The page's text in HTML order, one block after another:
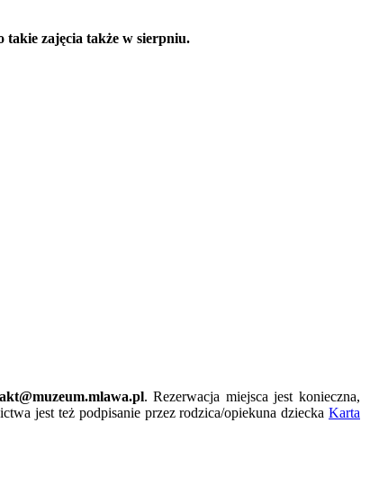
zajęcia także w sierpniu.
. Rezerwacja miejsca jest konieczna,
jest też podpisanie przez rodzica/opiekuna dziecka Karta